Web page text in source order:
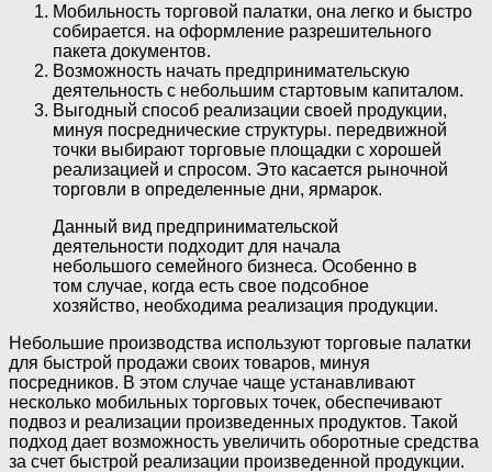
Мобильность торговой палатки, она легко и быстро
собирается. на оформление разрешительного
пакета документов.
Возможность начать предпринимательскую
деятельность с небольшим стартовым капиталом.
Выгодный способ реализации своей продукции,
минуя посреднические структуры. передвижной
точки выбирают торговые площадки с хорошей
реализацией и спросом. Это касается рыночной
торговли в определенные дни, ярмарок.
Данный вид предпринимательской
деятельности подходит для начала
небольшого семейного бизнеса. Особенно в
том случае, когда есть свое подсобное
хозяйство, необходима реализация продукции.
Небольшие производства используют торговые палатки
для быстрой продажи своих товаров, минуя
посредников. В этом случае чаще устанавливают
несколько мобильных торговых точек, обеспечивают
подвоз и реализации произведенных продуктов. Такой
подход дает возможность увеличить оборотные средства
за счет быстрой реализации произведенной продукции.